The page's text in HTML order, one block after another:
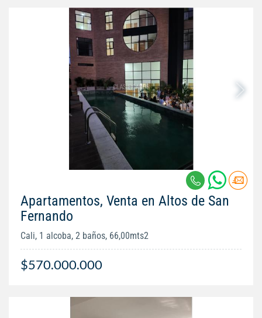
Apartamentos, Venta en Altos de San
Fernando
Cali, 1 alcoba, 2 baños, 66,00mts2
$570.000.000